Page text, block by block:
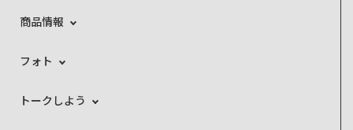
商品情報
フォト
トークしよう